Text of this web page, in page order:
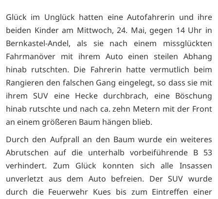
Glück im Unglück hatten eine Autofahrerin und ihre
beiden Kinder am Mittwoch, 24. Mai, gegen 14 Uhr in
Bernkastel-Andel, als sie nach einem missglückten
Fahrmanöver mit ihrem Auto einen steilen Abhang
hinab rutschten. Die Fahrerin hatte vermutlich beim
Rangieren den falschen Gang eingelegt, so dass sie mit
ihrem SUV eine Hecke durchbrach, eine Böschung
hinab rutschte und nach ca. zehn Metern mit der Front
an einem größeren Baum hängen blieb.
Durch den Aufprall an den Baum wurde ein weiteres
Abrutschen auf die unterhalb vorbeiführende B 53
verhindert. Zum Glück konnten sich alle Insassen
unverletzt aus dem Auto befreien. Der SUV wurde
durch die Feuerwehr Kues bis zum Eintreffen einer